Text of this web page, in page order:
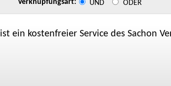
Verknüpfungsart: UND ODER
ein kostenfreier Service des Sachon